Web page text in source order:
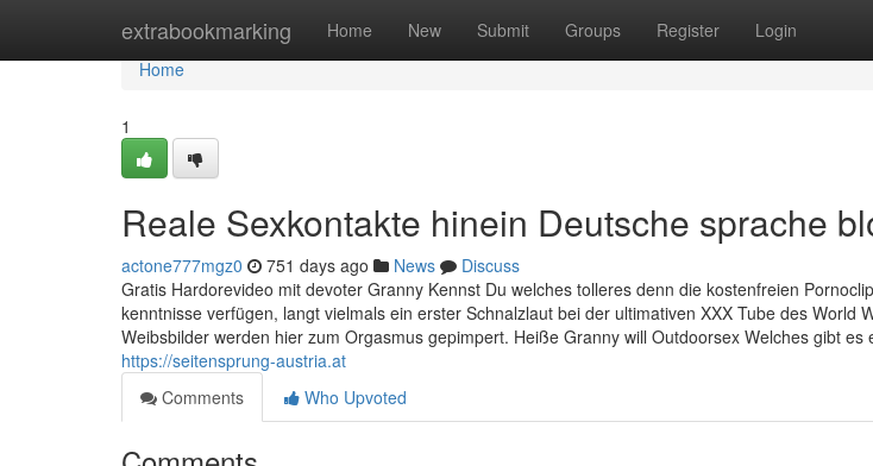
extrabookmarking Home New Submit Groups Register Login
Home
Home
1
Reale Sexkontakte hinein Deutsche sprache
actone777mgz0 751 days ago News
Discuss
Gratis Hardorevideo mit devoter Granny Kennst Du welches tolleres denn die kostenfreien
kenntnisse verfügen, langt vielmals ein erster Schnalzlaut bei der ultimativen XXX Tube des World
Weibsbilder werden hier zum Orgasmus gepimpert. Heiße Granny will Outdoorsex Welches gibt
https://seitensprung-austria.at
Comments
Who Upvoted